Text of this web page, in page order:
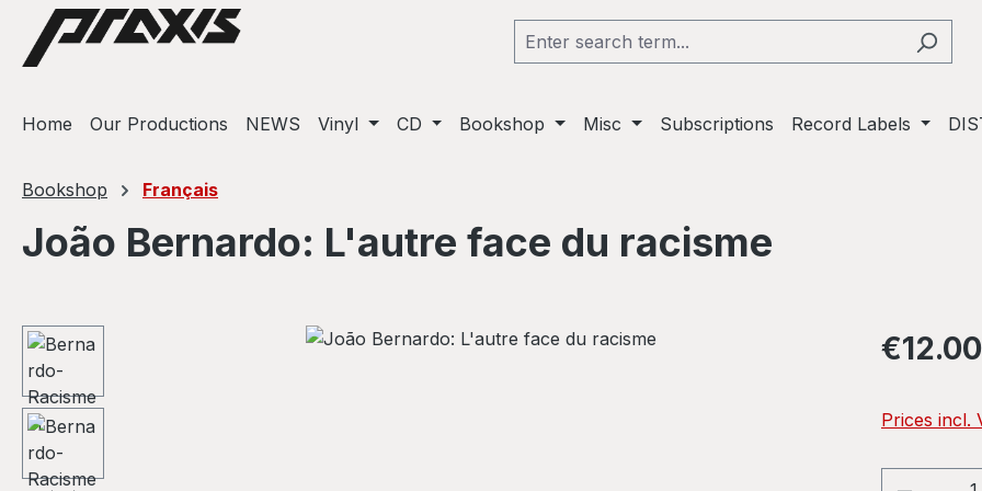
to main content
Skip to search
Skip to main navigation
Home Our Productions NEWS Vinyl CD Bookshop Misc Subscriptions Record Labels
Bookshop Français
João Bernardo: L'autre face du racisme
Skip image gallery Regular
€12.00
Prices incl.